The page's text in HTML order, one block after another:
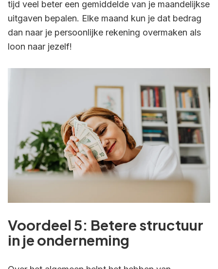
tijd veel beter een gemiddelde van je maandelijkse
uitgaven bepalen. Elke maand kun je dat bedrag
dan naar je persoonlijke rekening overmaken als
loon naar jezelf!
Voordeel 5: Betere structuur
in je onderneming